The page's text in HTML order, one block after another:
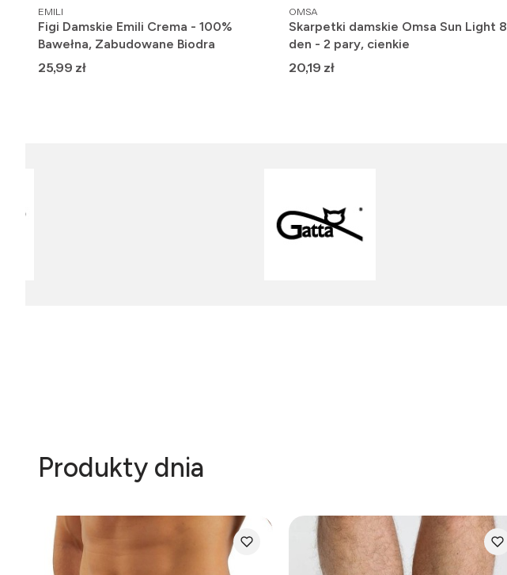
PRODUCENT
EMILI
Figi Damskie Emili Crema - 100%
Bawełna, Zabudowane Biodra
Cena
25,99 zł
PRODUCENT
OMSA
Skarpetki damskie Omsa Sun Light 8
den - 2 pary, cienkie
Cena
20,19 zł
Produkty dnia